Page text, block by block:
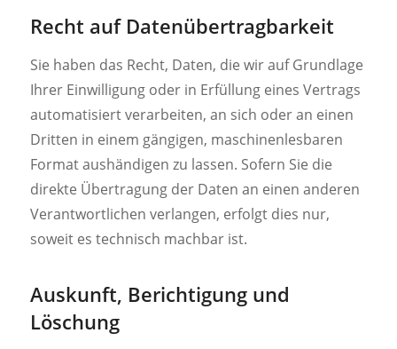
Recht auf Daten­übertrag­barkeit
Sie haben das Recht, Daten, die wir auf Grundlage
Ihrer Einwilligung oder in Erfüllung eines Vertrags
automatisiert verarbeiten, an sich oder an einen
Dritten in einem gängigen, maschinenlesbaren
Format aushändigen zu lassen. Sofern Sie die
direkte Übertragung der Daten an einen anderen
Verantwortlichen verlangen, erfolgt dies nur,
soweit es technisch machbar ist.
Auskunft, Berichtigung und
Löschung